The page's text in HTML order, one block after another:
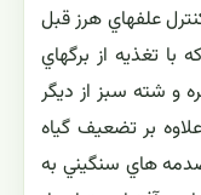
علفهاي هرز قبل
تغذيه از برگهاي
و شته سبز از ديگر
بر تضعيف گياه
هاي سنگيني به